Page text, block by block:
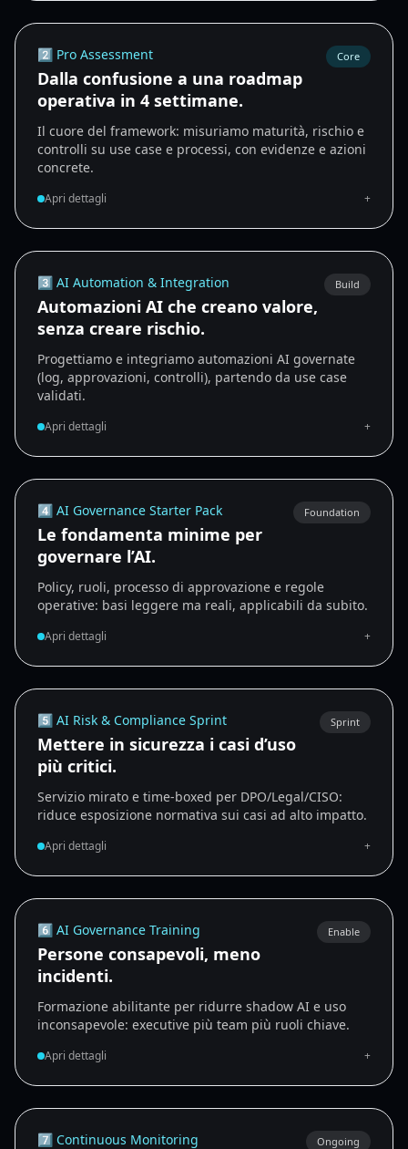
2️⃣ Pro Assessment
Dalla confusione a una roadmap
operativa in 4 settimane.
Core
Il cuore del framework: misuriamo maturità, rischio e
controlli su use case e processi, con evidenze e azioni
concrete.
Apri dettagli +
3️⃣ AI Automation & Integration
Automazioni AI che creano valore,
senza creare rischio.
Build
Progettiamo e integriamo automazioni AI governate
(log, approvazioni, controlli), partendo da use case
validati.
Apri dettagli +
4️⃣ AI Governance Starter Pack
Le fondamenta minime per
governare l’AI.
Foundation
Policy, ruoli, processo di approvazione e regole
operative: basi leggere ma reali, applicabili da subito.
Apri dettagli +
5️⃣ AI Risk & Compliance Sprint
Mettere in sicurezza i casi d’uso
più critici.
Sprint
Servizio mirato e time-boxed per DPO/Legal/CISO:
riduce esposizione normativa sui casi ad alto impatto.
Apri dettagli +
6️⃣ AI Governance Training
Persone consapevoli, meno
incidenti.
Enable
Formazione abilitante per ridurre shadow AI e uso
inconsapevole: executive più team più ruoli chiave.
Apri dettagli +
7️⃣ Continuous Monitoring Ongoing